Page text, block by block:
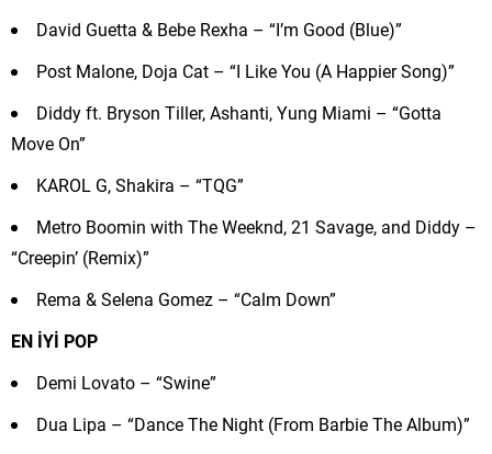
David Guetta & Bebe Rexha – “I’m Good (Blue)”
Post Malone, Doja Cat – “I Like You (A Happier Song)”
Diddy ft. Bryson Tiller, Ashanti, Yung Miami – “Gotta
Move On”
KAROL G, Shakira – “TQG”
Metro Boomin with The Weeknd, 21 Savage, and Diddy –
“Creepin’ (Remix)”
Rema & Selena Gomez – “Calm Down”
EN İYİ POP
Demi Lovato – “Swine”
Dua Lipa – “Dance The Night (From Barbie The Album)”